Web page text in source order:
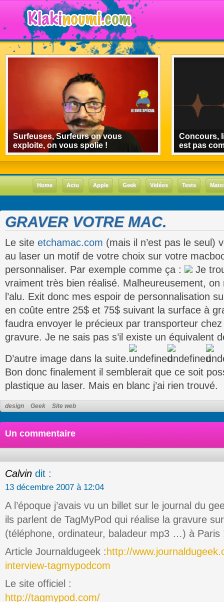
Surfeuses, Surfeurs on vous
exploite, on vous spolie !
Concours,
est pas
Home Actu Apple Geek Vidéos Tests
GRAVER VOTRE MAC.
Le site etchamac.com (mais il n’est pas le seul)
au laser un motif de votre choix sur votre
personnaliser. Par exemple comme ça :
Je
vraiment très bien réalisé. Malheureusement,
l’alu. Exit donc mes espoir de personnalisation
en coûte entre 25$ et 75$ suivant la surface à
faudra envoyer le précieux par transporteur
gravure. Je ne sais pas s’il existe un équivalent
D’autre image dans la suite.
Bon donc finalement il semblerait que ce soit
plastique au laser. Mais en blanc j’ai rien trouvé.
design Geek Site web
Un commentaire
Calvin dit :
13 décembre 2007 à 12:04
A l’époque j’avais vu un billet sur le journal du
ils parlent de TagMyPod qui réalise la gravure
(téléphone, ordinateur, baladeur mp3 …) à Paris
Article Journaldugeek : http://
interview-tagmypodcom
Le site officiel :
http://tagmypod.com/